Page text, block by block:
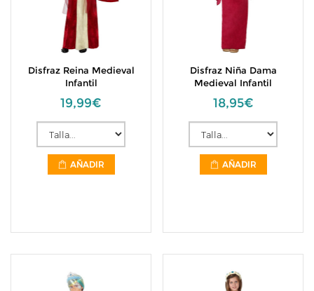
Disfraz Reina Medieval
Infantil
19,99€
AÑADIR
Disfraz Niña Dama
Medieval Infantil
18,95€
AÑADIR